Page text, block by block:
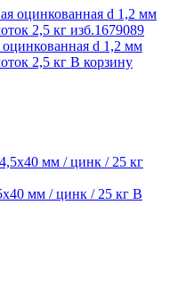
оцинкованная d 1,2 мм
2,5 кг В корзину
мм / цинк / 25 кг В